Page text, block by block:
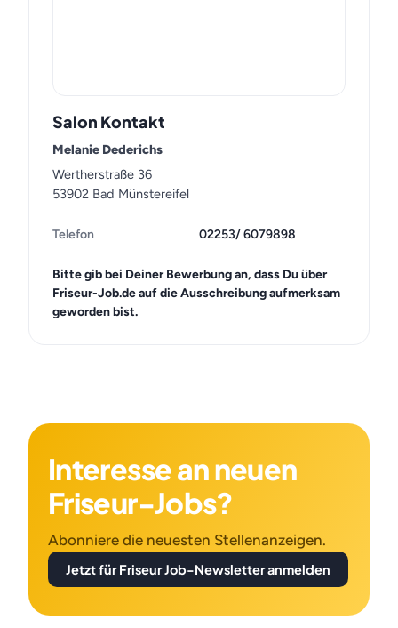
Salon Kontakt
Melanie Dederichs
Wertherstraße 36
53902 Bad Münstereifel
Telefon 02253/ 6079898
Bitte gib bei Deiner Bewerbung an, dass Du über
Friseur-Job.de auf die Ausschreibung aufmerksam
geworden bist.
Interesse an neuen
Friseur-Jobs?
Abonniere die neuesten Stellenanzeigen.
Jetzt für Friseur Job-Newsletter anmelden